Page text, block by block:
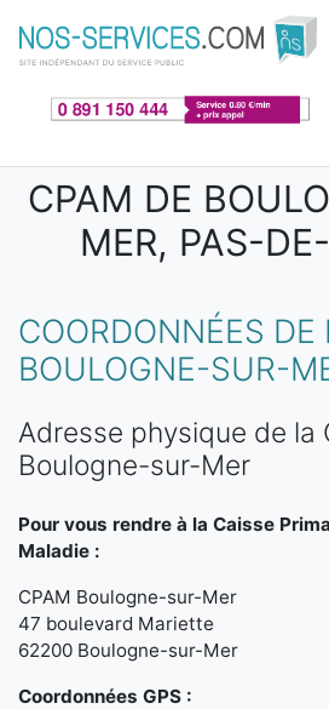
Aller au contenu principal
CPAM DE
MER, PAS-
COORDONNÉES DE
BOULOGNE-SUR-
Adresse physique de la
Boulogne-sur-Mer
Pour vous rendre à la Caisse
Maladie :
CPAM Boulogne-sur-Mer
47 boulevard Mariette
62200 Boulogne-sur-Mer
Coordonnées GPS :